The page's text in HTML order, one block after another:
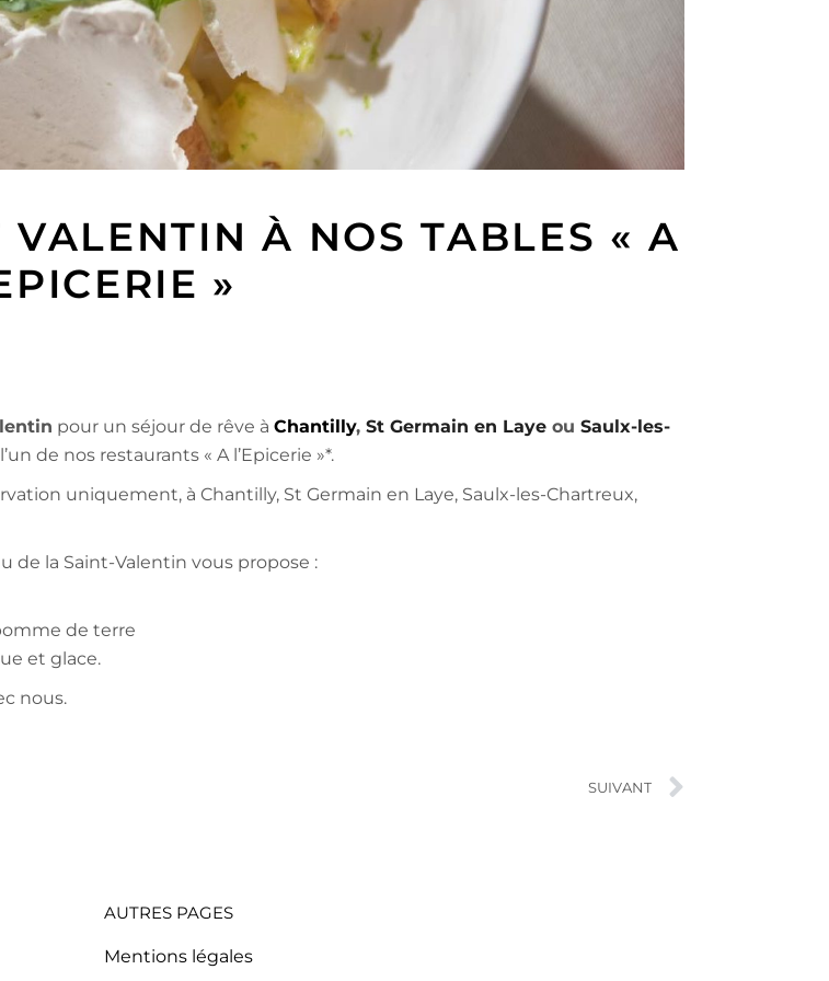
À NOS TABLES « A
»
pour un séjour de rêve à Chantilly, St Germain en Laye ou Saulx-les-
de nos restaurants « A l’Epicerie »*.
uniquement, à Chantilly, St Germain en Laye, Saulx-les-Chartreux,
de la Saint-Valentin vous propose :
de terre
et glace.
nous.
SUIVANT
AUTRES PAGES
Mentions légales